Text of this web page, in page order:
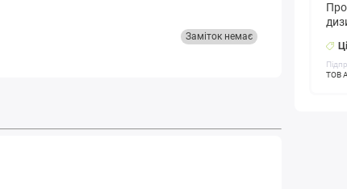
Заміток немає
ТОВ